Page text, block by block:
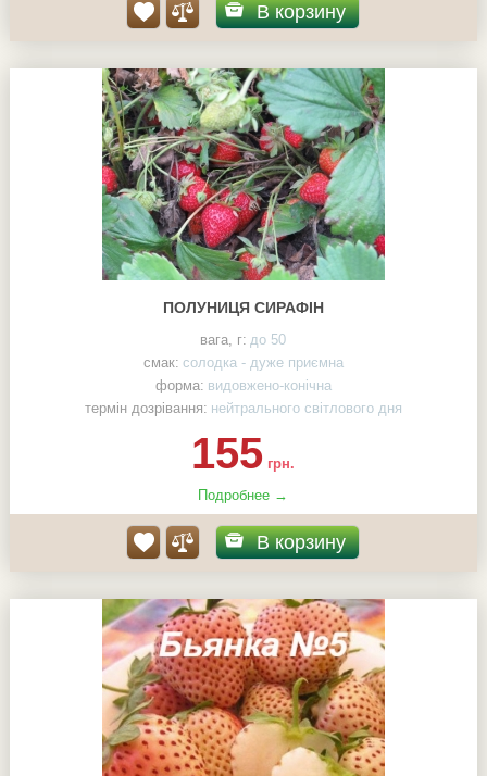
В корзину
ПОЛУНИЦЯ СИРАФІН
вага, г: до 50
смак: солодка - дуже приємна
форма: видовжено-конічна
термін дозрівання: нейтрального світлового дня
155 грн.
Подробнее →
В корзину